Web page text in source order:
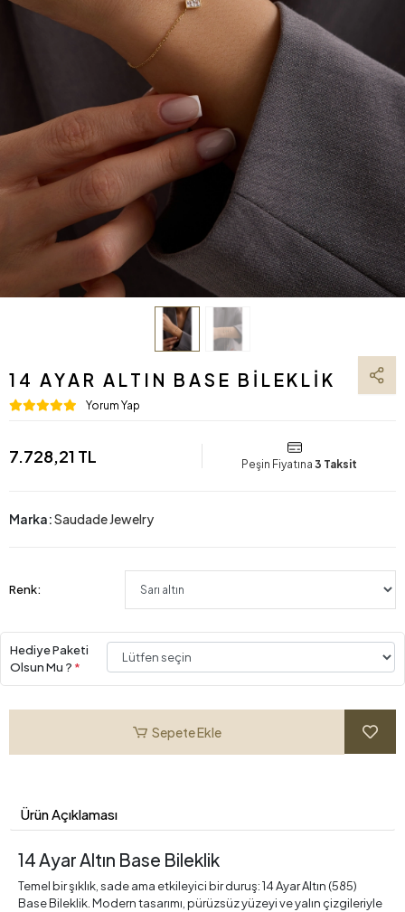
14 AYAR ALTIN BASE BILEKLIK
Yorum Yap
7.728,21 TL Peşin Fiyatına 3 Taksit
Marka:Saudade Jewelry
Renk:
Hediye Paketi
Olsun Mu ? *
Sepete Ekle
Ürün Açıklaması
14 Ayar Altın Base Bileklik
Temel bir şıklık, sade ama etkileyici bir duruş: 14 Ayar Altın (585)
Base Bileklik. Modern tasarımı, pürüzsüz yüzeyi ve yalın çizgileriyle